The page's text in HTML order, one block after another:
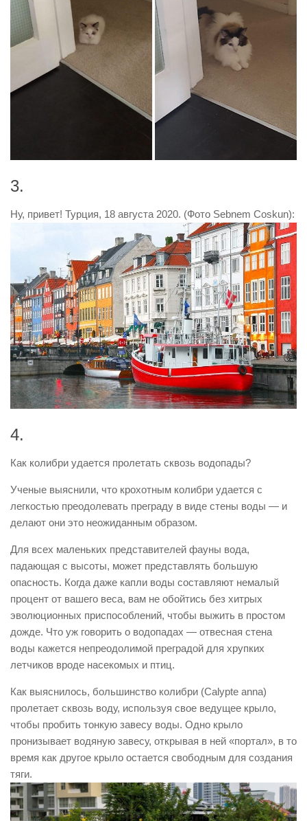
3.
Ну, привет! Турция, 18 августа 2020. (Фото Sebnem Coskun):
4.
Как колибри удается пролетать сквозь водопады?
Ученые выяснили, что крохотным колибри удается с
легкостью преодолевать преграду в виде стены воды — и
делают они это неожиданным образом.
Для всех маленьких представителей фауны вода,
падающая с высоты, может представлять большую
опасность. Когда даже капли воды составляют немалый
процент от вашего веса, вам не обойтись без хитрых
эволюционных приспособлений, чтобы выжить в простом
дожде. Что уж говорить о водопадах — отвесная стена
воды кажется непреодолимой преградой для хрупких
летчиков вроде насекомых и птиц.
Как выяснилось, большинство колибри (Calypte anna)
пролетает сквозь воду, используя свое ведущее крыло,
чтобы пробить тонкую завесу воды. Одно крыло
пронизывает водяную завесу, открывая в ней «портал», в то
время как другое крыло остается свободным для создания
тяги.